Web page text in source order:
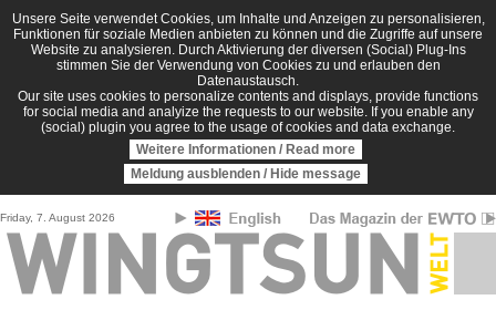
Direkt zum Inhalt
Unsere Seite verwendet Cookies, um Inhalte und Anzeigen zu personalisieren,
Funktionen für soziale Medien anbieten zu können und die Zugriffe auf unsere
Website zu analysieren. Durch Aktivierung der diversen (Social) Plug-Ins
stimmen Sie der Verwendung von Cookies zu und erlauben den
Datenaustausch.
Our site uses cookies to personalize contents and displays, provide functions
for social media and analyize the requests to our website. If you enable any
(social) plugin you agree to the usage of cookies and data exchange.
Weitere Informationen / Read more
Meldung ausblenden / Hide message
Friday, 7. August 2026